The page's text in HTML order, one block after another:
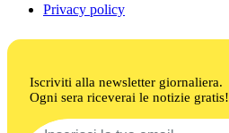
Privacy policy
Iscriviti alla newsletter giornaliera.
Ogni sera riceverai le notizie gratis!